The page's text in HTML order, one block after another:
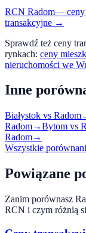
RCN Radom— ceny
transakcyjne →
Sprawdź też ceny
rynkach: ceny
nieruchomości we
Inne
Białystok vs Radom
Radom→Bytom vs
Radom→
Wszystkie
Powiązane
Zanim porównasz
RCN i czym różnią